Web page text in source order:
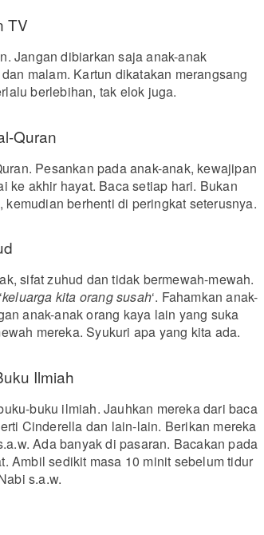
TV
Jangan dibiarkan saja anak-anak
malam. Kartun dikatakan merangsang
berlebihan, tak elok juga.
Quran
Pesankan pada anak-anak, kewajipan
ke akhir hayat. Baca setiap hari. Bukan
berhenti di peringkat seterusnya.
sifat zuhud dan tidak bermewah-mewah.
keluarga kita orang susah‘. Fahamkan anak-
anak-anak orang kaya lain yang suka
mereka. Syukuri apa yang kita ada.
Ilmiah
buku ilmiah. Jauhkan mereka dari baca
Cinderella dan lain-lain. Berikan mereka
Ada banyak di pasaran. Bacakan pada
Ambil sedikit masa 10 minit sebelum tidur
s.a.w.